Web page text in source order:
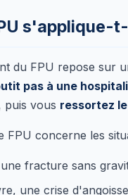
s'applique-
du FPU repose sur
pas à une
puis vous ressortez
FPU concerne les
fracture sans
une crise